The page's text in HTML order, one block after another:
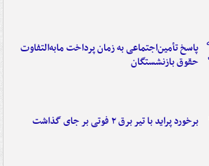
پاسخ تأمین‌اجتماعی به زمان پرداخت مابه‌التفاوت
حقوق بازنشستگان
برخورد پراید با تیر برق ۲ فوتی بر جای گذاشت